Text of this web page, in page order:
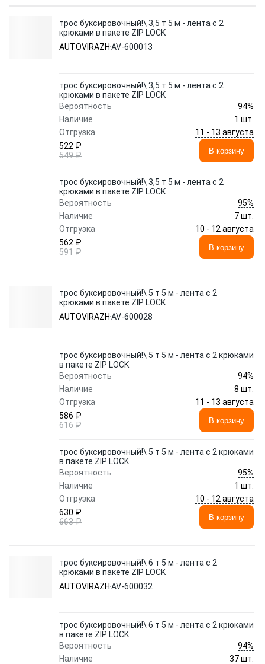
трос буксировочный!\ 3,5 т 5 м - лента с 2
крюками в пакете ZIP LOCK
AUTOVIRAZH AV-600013
трос буксировочный!\ 3,5 т 5 м - лента с 2
крюками в пакете ZIP LOCK
Вероятность
94%
Наличие
1 шт.
Отгрузка
11 - 13 августа
522 ₽
549 ₽
В корзину
трос буксировочный!\ 3,5 т 5 м - лента с 2
крюками в пакете ZIP LOCK
Вероятность
95%
Наличие
7 шт.
Отгрузка
10 - 12 августа
562 ₽
591 ₽
В корзину
трос буксировочный!\ 5 т 5 м - лента с 2
крюками в пакете ZIP LOCK
AUTOVIRAZH AV-600028
трос буксировочный!\ 5 т 5 м - лента с 2 крюками
в пакете ZIP LOCK
Вероятность
94%
Наличие
8 шт.
Отгрузка
11 - 13 августа
586 ₽
616 ₽
В корзину
трос буксировочный!\ 5 т 5 м - лента с 2 крюками
в пакете ZIP LOCK
Вероятность
95%
Наличие
1 шт.
Отгрузка
10 - 12 августа
630 ₽
663 ₽
В корзину
трос буксировочный!\ 6 т 5 м - лента с 2
крюками в пакете ZIP LOCK
AUTOVIRAZH AV-600032
трос буксировочный!\ 6 т 5 м - лента с 2 крюками
в пакете ZIP LOCK
Вероятность
94%
Наличие
37 шт.